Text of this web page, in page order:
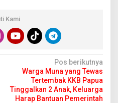
Kami
Pos berikutnya
Warga Muna yang Tewas
Tertembak KKB Papua
Tinggalkan 2 Anak, Keluarga
Harap Bantuan Pemerintah